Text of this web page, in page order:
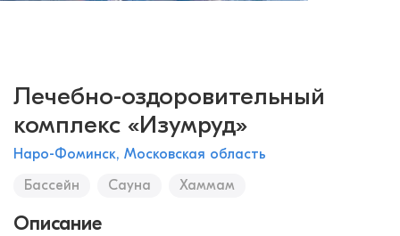
Лечебно-оздоровительный
комплекс «Изумруд»
Наро-Фоминск, Московская область
Бассейн
Сауна Хаммам
Описание